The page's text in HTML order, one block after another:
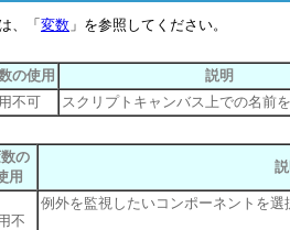
、「 変数 」を参照してください。
の使用 説明
不可
スクリプトキャンバス上での名前を
の
用
不
例外を監視したいコンポーネントを選